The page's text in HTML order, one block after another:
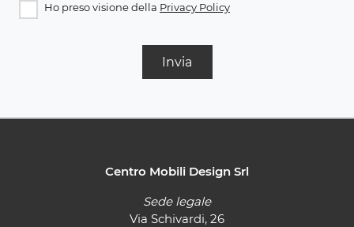
Ho preso visione della Privacy Policy
Invia
Centro Mobili Design Srl
Sede legale
Via Schivardi, 26